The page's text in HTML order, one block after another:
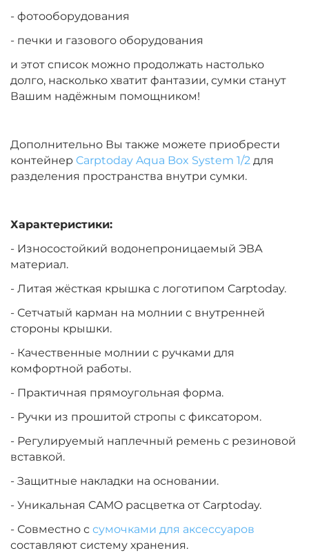
- фотооборудования
- печки и газового оборудования
и этот список можно продолжать настолько
долго, насколько хватит фантазии, сумки станут
Вашим надёжным помощником!
Дополнительно Вы также можете приобрести
контейнер Carptoday Aqua Box System 1/2 для
разделения пространства внутри сумки.
Характеристики:
- Износостойкий водонепроницаемый ЭВА
материал.
- Литая жёсткая крышка с логотипом Carptoday.
- Сетчатый карман на молнии с внутренней
стороны крышки.
- Качественные молнии с ручками для
комфортной работы.
- Практичная прямоугольная форма.
- Ручки из прошитой стропы с фиксатором.
- Регулируемый наплечный ремень с резиновой
вставкой.
- Защитные накладки на основании.
- Уникальная CAMO расцветка от Carptoday.
- Совместно с сумочками для аксессуаров
составляют систему хранения.